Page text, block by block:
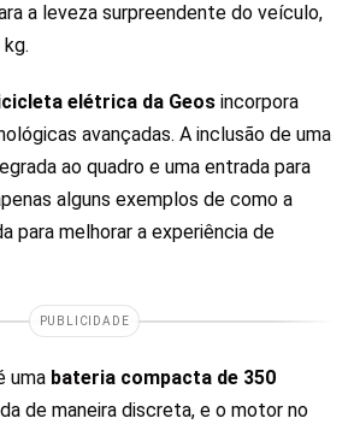
a leveza surpreendente do veículo,
elétrica da Geos incorpora
avançadas. A inclusão de uma
ao quadro e uma entrada para
alguns exemplos de como a
para melhorar a experiência de
PUBLICIDADE
uma bateria compacta de 350
de maneira discreta, e o motor no